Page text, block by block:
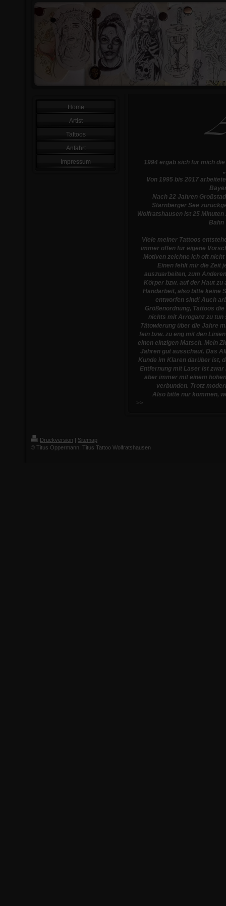
Home
Artist
Tattoos
Anfahrt
Impressum
1994 ergab sich für mich
Von 1995 bis 2017
Nach 22 Jahren
Starnberger See
Wolfratshausen ist 25
Bahn
Viele meiner Tattoos
immer offen für eigene
Motiven zeichne ich oft
Einen fehlt mir die Zeit
auszuarbeiten, zum
Körper bzw. auf der Haut
Handarbeit, also bitte keine
entworfen sind! Auch
Größenordnung, Tattoos
nichts mit Arroganz zu tun
Tätowierung über die Jahre
fein bzw. zu eng mit den
einen einzigen Matsch. Mein
Jahren gut ausschaut. Das
Kunde im Klaren darüber ist,
Entfernung mit Laser ist
aber immer mit einem
verbunden. Trotz
Also bitte nur kommen,
>>
Druckversion | Sitemap
© Titus Oppermann, Titus Tattoo Wolfratshausen